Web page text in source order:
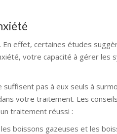
En effet, certaines études
votre capacité à gérer les
pas à eux seuls à
votre traitement. Les
traitement réussi :
boissons gazeuses et les